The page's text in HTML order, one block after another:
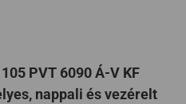
PVT 6090 Á-V KF
nappali és vezérelt